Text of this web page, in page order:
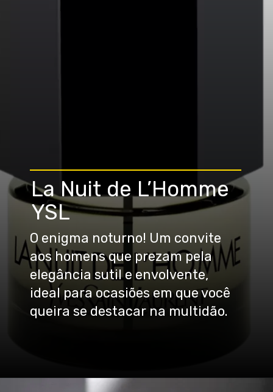
O enigma noturno! Um convite
aos homens que prezam pela
elegância sutil e envolvente,
ideal para ocasiões em que você
queira se destacar na multidão.
La Nuit de L’Homme
YSL